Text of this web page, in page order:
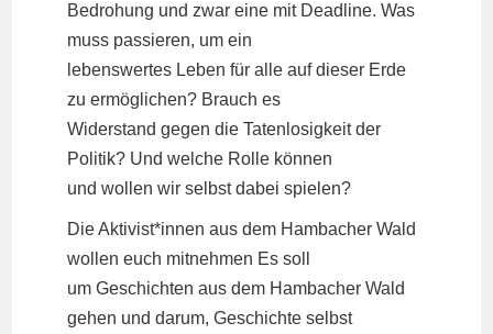
Bedrohung und zwar eine mit Deadline. Was
muss passieren, um ein
lebenswertes Leben für alle auf dieser Erde
zu ermöglichen? Brauch es
Widerstand gegen die Tatenlosigkeit der
Politik? Und welche Rolle können
und wollen wir selbst dabei spielen?
Die Aktivist*innen aus dem Hambacher Wald
wollen euch mitnehmen Es soll
um Geschichten aus dem Hambacher Wald
gehen und darum, Geschichte selbst